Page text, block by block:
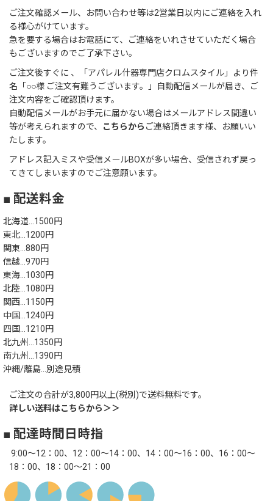
ご注文確認メール、お問い合わせ等は2営業日以内にご連絡を入れ
る様心がけています。
急を要する場合はお電話にて、ご連絡をいれさせていただく場合
もございますのでご了承下さい。
ご注文後すぐに 、「アパレル什器専門店クロムスタイル」より件
名「○○様 ご注文有難うございます。」自動配信メールが届き、ご
注文内容をご確認頂けます。
自動配信メールがお手元に届かない場合はメールアドレス間違い
等が考えられますので、
こちらから ご連絡頂きます様、お願いい
たします。
アドレス記入ミスや受信メールBOXが多い場合、受信されず戻っ
てきてしまいますのでご注意願います。
■ 配送料金
北海道…1500円
東北…1200円
関東…880円
信越…970円
東海…1030円
北陸…1080円
関西…1150円
中国…1240円
四国…1210円
北九州…1350円
南九州…1390円
沖縄/離島…別途見積
ご注文の合計が3,800円以上(税別)で送料無料です。
詳しい送料はこちらから＞＞
■ 配達時間日時指
9:00～12：00、12：00～14：00、14：00～16：00、16：00～
18：00、18：00～21：00